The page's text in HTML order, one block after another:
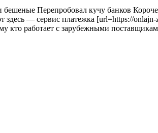
Перепробовал кучу банков
— сервис платежка [url=https://
кто работает с зарубежными